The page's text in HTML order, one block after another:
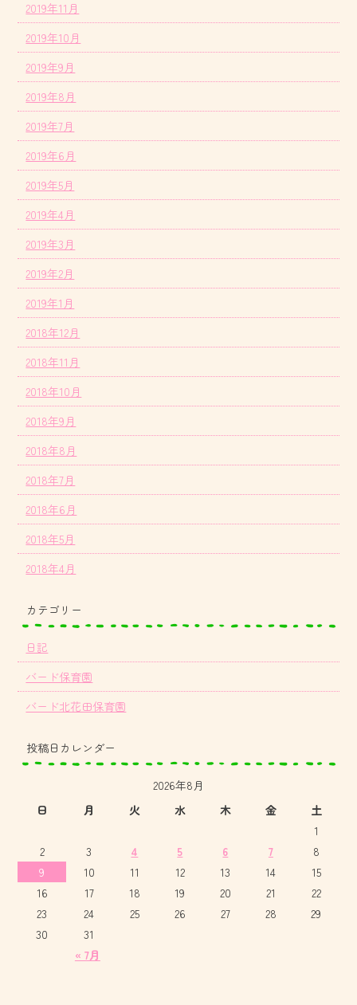
2019年11月
2019年10月
2019年9月
2019年8月
2019年7月
2019年6月
2019年5月
2019年4月
2019年3月
2019年2月
2019年1月
2018年12月
2018年11月
2018年10月
2018年9月
2018年8月
2018年7月
2018年6月
2018年5月
2018年4月
カテゴリー
日記
バード保育園
バード北花田保育園
投稿日カレンダー
2026年8月
日
月 火 水 木 金 土
« 7月
1
2
3 4 5 6 7
8
9
10 11 12 13 14
15
16
17 18 19 20 21
22
23
24 25 26 27 28
29
30
31